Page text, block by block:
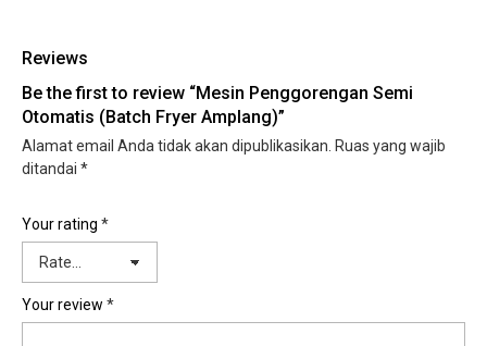
Reviews
Be the first to review “Mesin Penggorengan Semi
Otomatis (Batch Fryer Amplang)”
Alamat email Anda tidak akan dipublikasikan. Ruas yang wajib
ditandai *
Your rating *
Your review *